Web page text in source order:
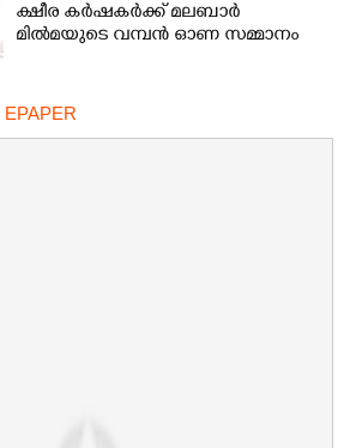
ക്ഷീര കർഷകർക്ക് മലബാർ
മിൽമയുടെ വമ്പൻ ഓണ സമ്മാനം
EPAPER